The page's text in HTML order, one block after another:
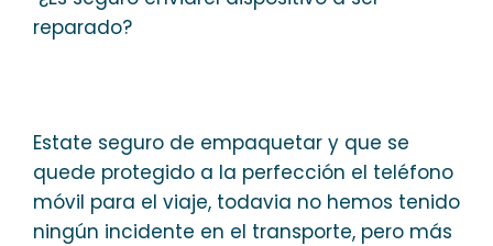
reparado?
Estate seguro de empaquetar y que se
quede protegido a la perfección el teléfono
móvil para el viaje, todavia no hemos tenido
ningún incidente en el transporte, pero más